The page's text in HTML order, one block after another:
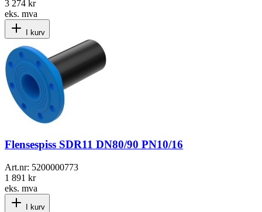
3 274 kr
eks. mva
I kurv
Flensespiss SDR11 DN80/90 PN10/16
Art.nr: 5200000773
1 891 kr
eks. mva
I kurv